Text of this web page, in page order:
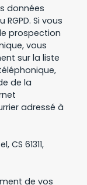
données
Si vous
prospection
vous
sur la liste
de la
adressé à
CS 61311,
de vos